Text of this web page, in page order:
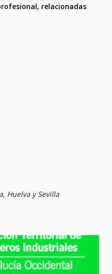
relacionadas
Huelva y Sevilla